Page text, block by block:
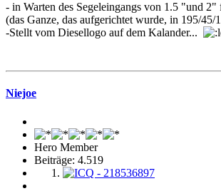
- in Warten des Segeleingangs von 1.5 "und 2"
(das Ganze, das aufgerichtet wurde, in 195/45/
-Stellt vom Diesellogo auf dem Kalander...
Niejoe
Hero Member
Beiträge: 4.519